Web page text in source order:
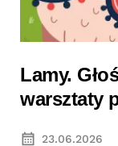
Lamy.
warsztaty
23.06.2026